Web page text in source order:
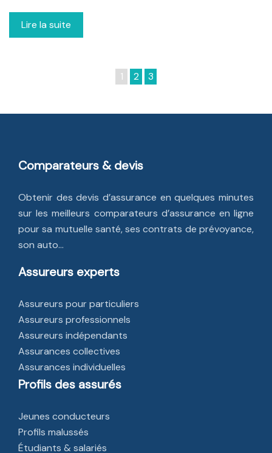
Lire la suite
1 2 3
Comparateurs & devis
Obtenir des devis d’assurance en quelques minutes
sur les meilleurs comparateurs d’assurance en ligne
pour sa mutuelle santé, ses contrats de prévoyance,
son auto…
Assureurs experts
Assureurs pour particuliers
Assureurs professionnels
Assureurs indépendants
Assurances collectives
Assurances individuelles
Profils des assurés
Jeunes conducteurs
Profils malussés
Étudiants & salariés